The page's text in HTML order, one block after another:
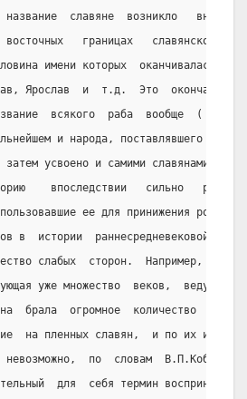
название  славяне  возникло
восточных   границах   славянского
имени которых  оканчивалась
Ярослав  и  т.д.  Это  окончание
всякого  раба  вообще  (  в
и народа, поставлявшего
усвоено и самими славянами.
впоследствии   сильно
ее для принижения роли
в  истории  раннесредневековой
слабых  сторон.  Например,
уже множество  веков,  ведущая
брала  огромное  количество
на пленных славян,  и по их имени
по  словам
для  себя термин восприняли